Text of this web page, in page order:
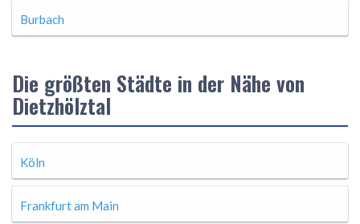
Burbach
Die größten Städte in der Nähe von
Dietzhölztal
Köln
Frankfurt am Main